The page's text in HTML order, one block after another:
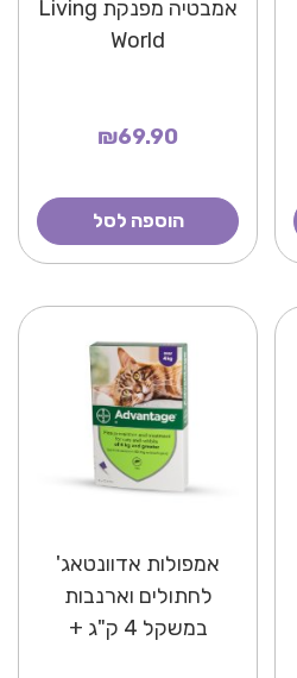
אמבטיה מפנקת Living
World
₪69.90
הוספה לסל
אמפולות אדוונטאג'
לחתולים וארנבות
במשקל 4 ק"ג +